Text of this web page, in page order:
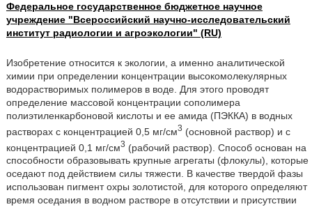
Федеральное государственное бюджетное научное
учреждение "Всероссийский научно-исследовательский
институт радиологии и агроэкологии" (RU)
Изобретение относится к экологии, а именно аналитической
химии при определении концентрации высокомолекулярных
водорастворимых полимеров в воде. Для этого проводят
определение массовой концентрации сополимера
полиэтиленкарбоновой кислоты и ее амида (ПЭККА) в водных
растворах с концентрацией 0,5 мг/см3 (основной раствор) и с
концентрацией 0,1 мг/см3 (рабочий раствор). Способ основан на
способности образовывать крупные агрегаты (флокулы), которые
оседают под действием силы тяжести. В качестве твердой фазы
использован пигмент охры золотистой, для которого определяют
время оседания в водном растворе в отсутствии и присутствии